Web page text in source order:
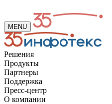
MENU
Решения
Продукты
Партнеры
Поддержка
Пресс-центр
О компании